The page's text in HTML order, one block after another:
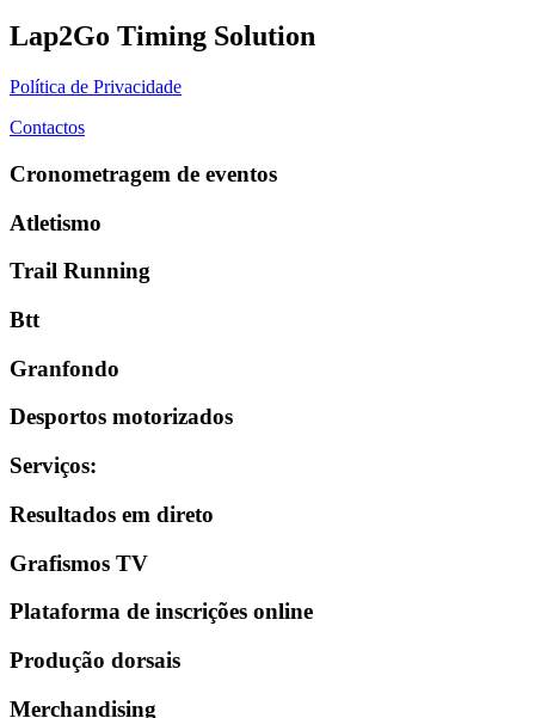
Lap2Go Timing Solution
Política de Privacidade
Contactos
Cronometragem de eventos
Atletismo
Trail Running
Btt
Granfondo
Desportos motorizados
Serviços:
Resultados em direto
Grafismos TV
Plataforma de inscrições online
Produção dorsais
Merchandising